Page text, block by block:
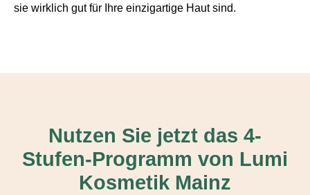
sie wirklich gut für Ihre einzigartige Haut sind.
Nutzen Sie jetzt das 4-
Stufen-Programm von Lumi
Kosmetik Mainz